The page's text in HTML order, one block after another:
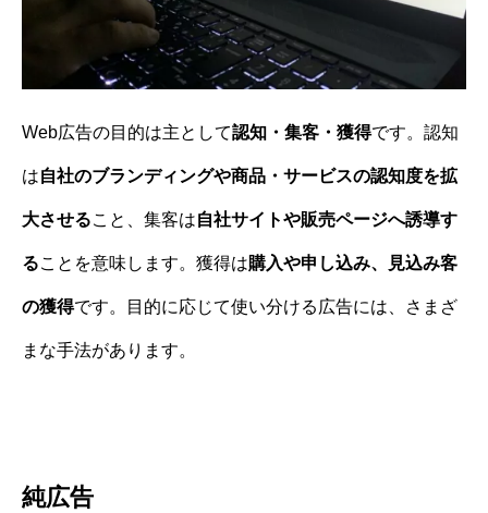
Web広告の目的は主として認知・集客・獲得です。認知
は自社のブランディングや商品・サービスの認知度を拡
大させること、集客は自社サイトや販売ページへ誘導す
ることを意味します。獲得は購入や申し込み、見込み客
の獲得です。目的に応じて使い分ける広告には、さまざ
まな手法があります。
純広告